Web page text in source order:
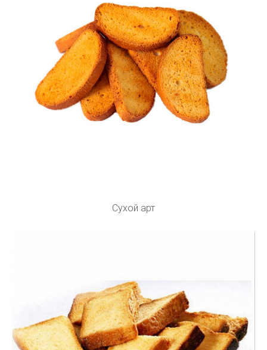
Сухой арт